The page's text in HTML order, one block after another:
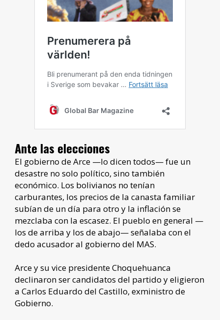
Ante las elecciones
El gobierno de Arce —lo dicen todos— fue un
desastre no solo político, sino también
económico. Los bolivianos no tenían
carburantes, los precios de la canasta familiar
subían de un día para otro y la inflación se
mezclaba con la escasez. El pueblo en general —
los de arriba y los de abajo— señalaba con el
dedo acusador al gobierno del MAS.
Arce y su vice presidente Choquehuanca
declinaron ser candidatos del partido y eligieron
a Carlos Eduardo del Castillo, exministro de
Gobierno.